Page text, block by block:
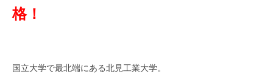
格！
国立大学で最北端にある北見工業大学。